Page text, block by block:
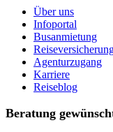
Über uns
Infoportal
Busanmietung
Agenturzugang
Karriere
Reiseblog
Beratung